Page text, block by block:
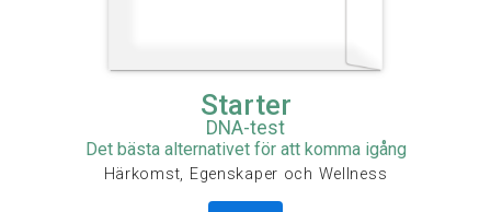
Starter
DNA-test
Det bästa alternativet för att komma igång
Härkomst, Egenskaper och Wellness